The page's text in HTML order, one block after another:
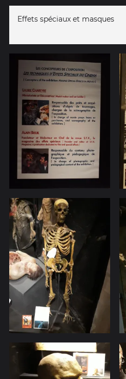
Effets spéciaux et masques